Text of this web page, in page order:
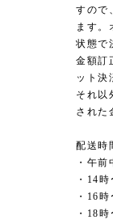
すので
ます。
状態で
金額訂
ット決
それ以
された
配送時
・午前
・14
・16
・18